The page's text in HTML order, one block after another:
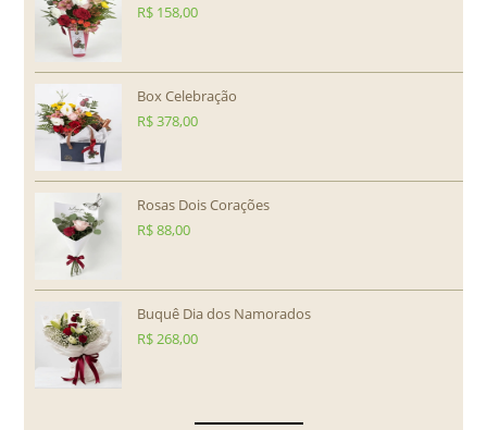
R$ 158,00
Box Celebração
R$378,00
Rosas Dois Corações
R$88,00
Buquê Dia dos Namorados
R$268,00